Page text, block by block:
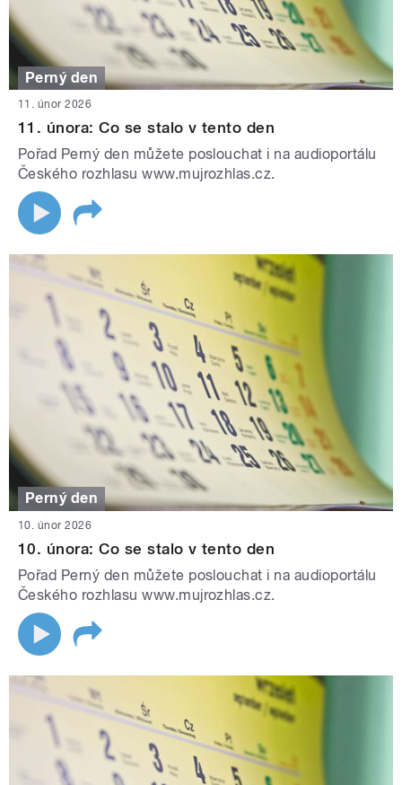
Perný den
11. únor 2026
11. února: Co se stalo v tento den
Pořad Perný den můžete poslouchat i na audioportálu
Českého rozhlasu www.mujrozhlas.cz.
Perný den
10. únor 2026
10. února: Co se stalo v tento den
Pořad Perný den můžete poslouchat i na audioportálu
Českého rozhlasu www.mujrozhlas.cz.